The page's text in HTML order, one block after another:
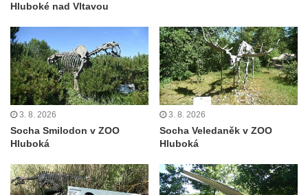
Socha Skupina jeřábů v Tierpark Chemnitz
Socha Dívka s mušlí v ZOO Leipzig
Socha Tygr v ZOO Leipzig
Socha Atlet v ZOO Leipzig
Socha Marabu v ZOO Leipzig
Busta Karla Maxe Schneidera v ZOO
Socha Iásón v ZOO Leipzig
Hluboké nad Vltavou
3. 8. 2026
Socha Smilodon v ZOO
Hluboká
3. 8. 2026
Socha Veledaněk v ZOO
Hluboká